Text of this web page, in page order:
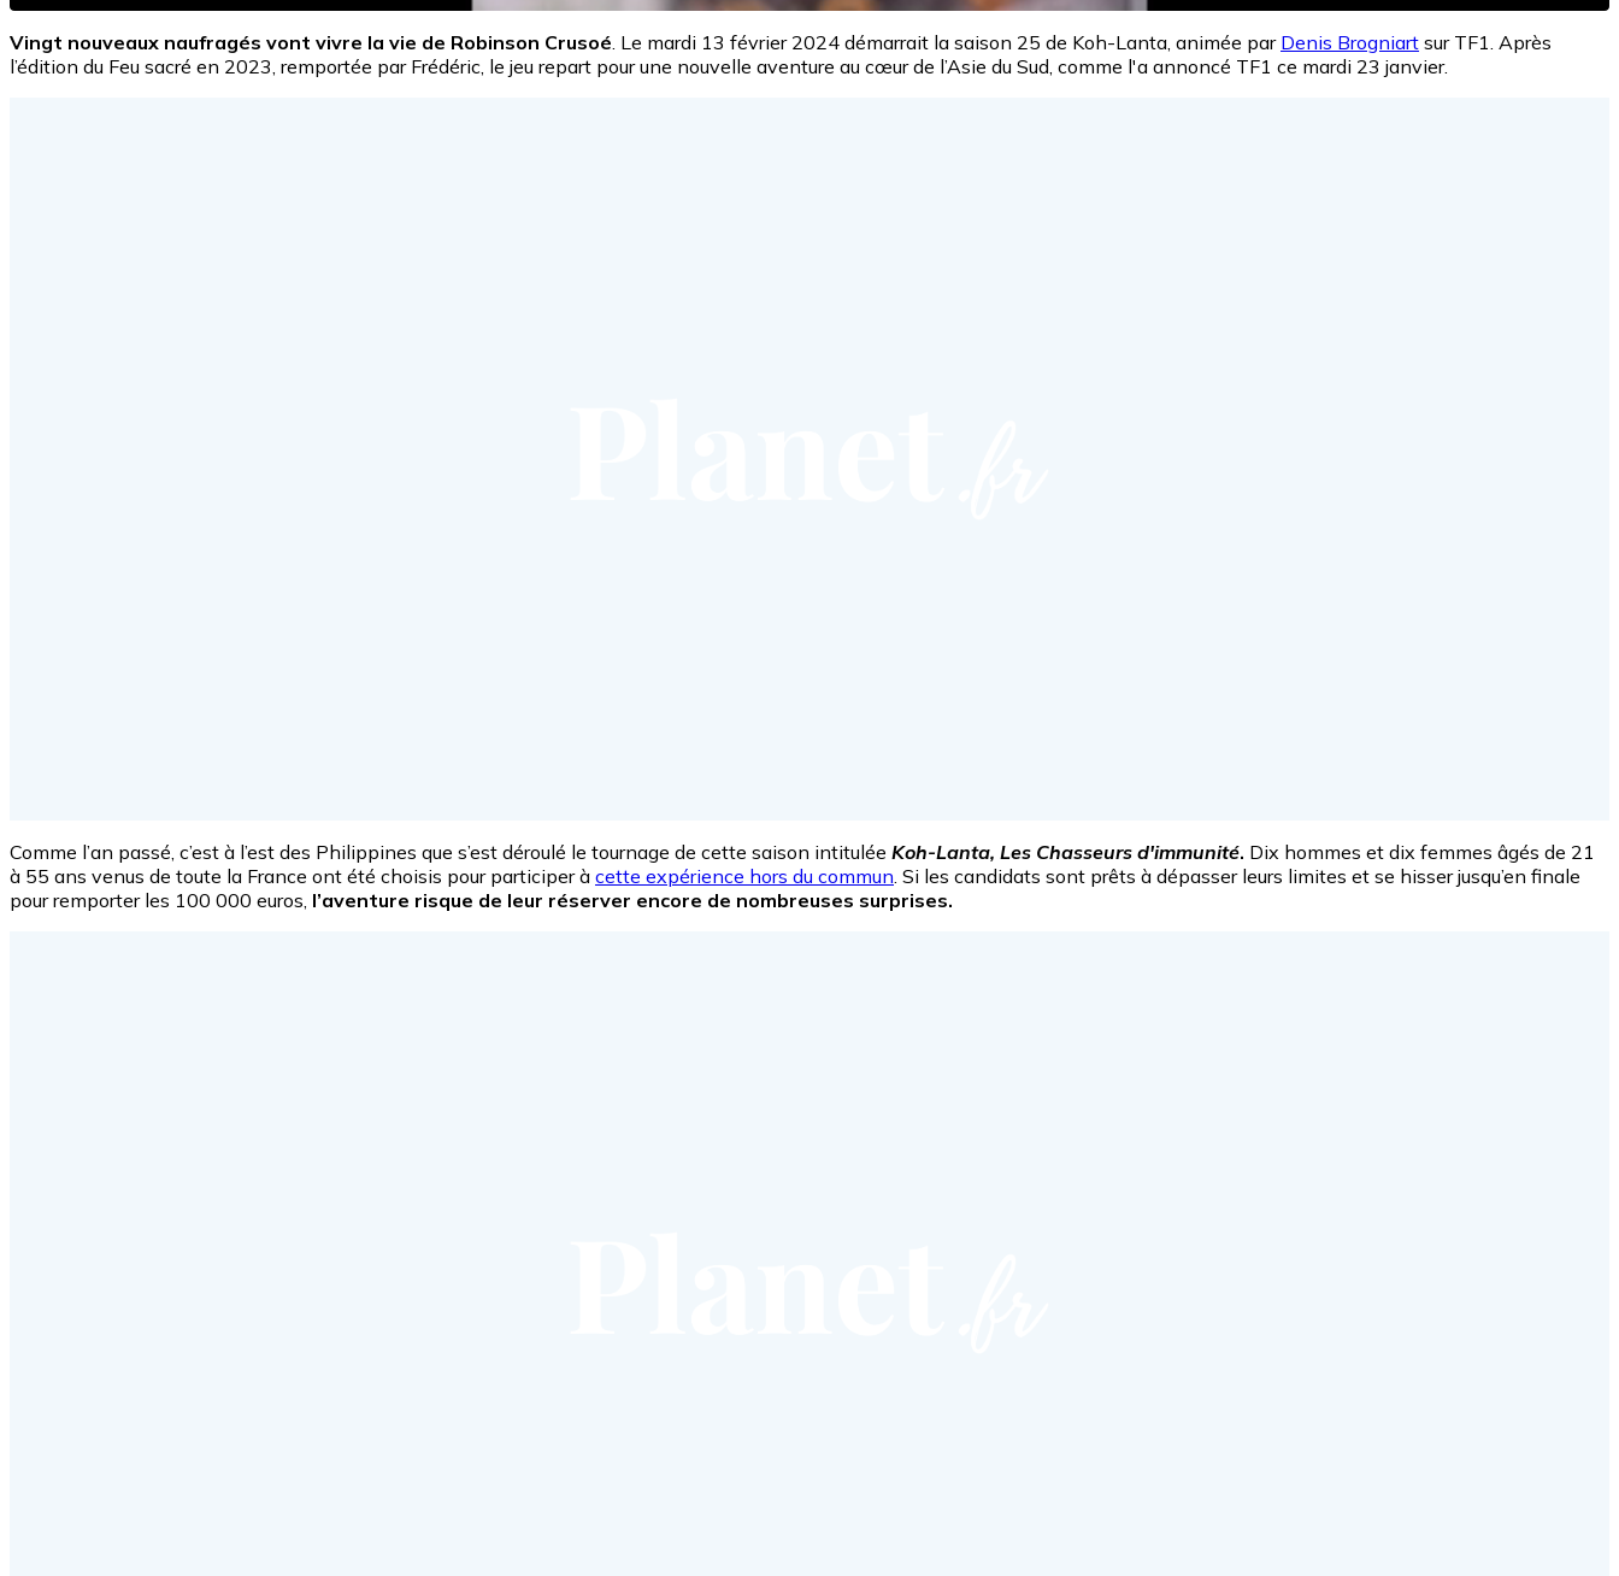
Vingt nouveaux naufragés vont vivre la vie de Robinson Crusoé . Le mardi 13 février 2024 démarrait la saison 25 de Koh-Lanta, animée par Denis Brogniart sur TF1. Après
l’édition du Feu sacré en 2023, remportée par Frédéric, le jeu repart pour une nouvelle aventure au cœur de l’Asie du Sud, comme l'a annoncé TF1 ce mardi 23 janvier.
Comme l’an passé, c’est à l’est des Philippines que s’est déroulé le tournage de cette saison intitulée Koh-Lanta, Les Chasseurs d'immunité. Dix hommes et dix femmes âgés de 21
à 55 ans venus de toute la France ont été choisis pour participer à cette expérience hors du commun . Si les candidats sont prêts à dépasser leurs limites et se hisser jusqu’en finale
pour remporter les 100 000 euros, l’aventure risque de leur réserver encore de nombreuses surprises.